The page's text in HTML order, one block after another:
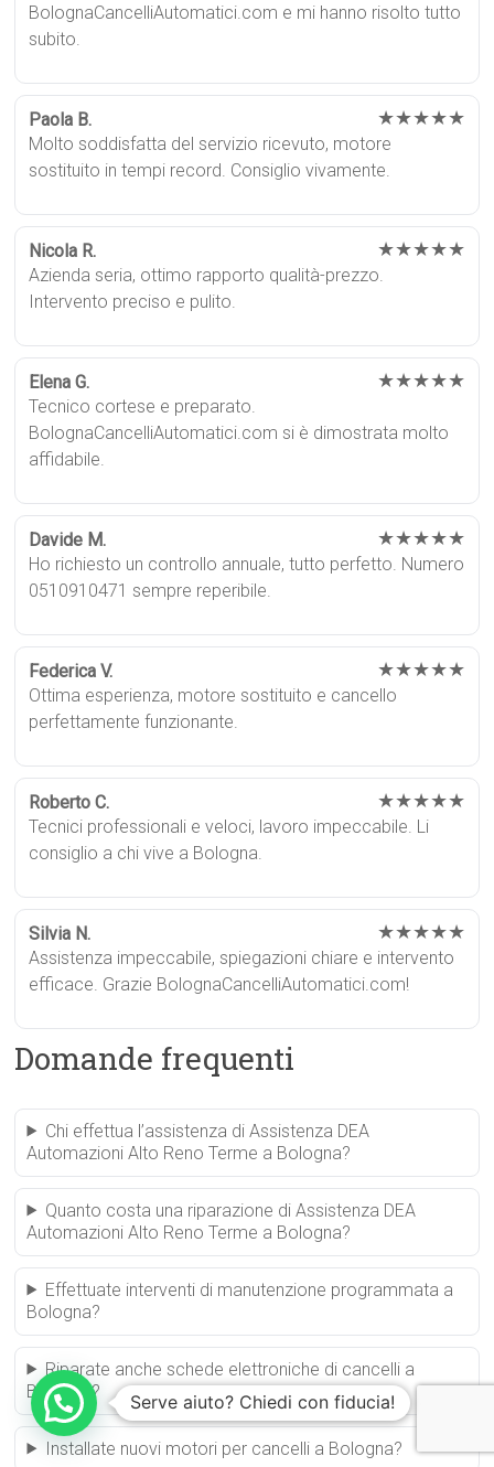
BolognaCancelliAutomatici.com e mi hanno risolto tutto
subito.
Paola B. ★★★★★
Molto soddisfatta del servizio ricevuto, motore
sostituito in tempi record. Consiglio vivamente.
Nicola R. ★★★★★
Azienda seria, ottimo rapporto qualità-prezzo.
Intervento preciso e pulito.
Elena G. ★★★★★
Tecnico cortese e preparato.
BolognaCancelliAutomatici.com si è dimostrata molto
affidabile.
Davide M. ★★★★★
Ho richiesto un controllo annuale, tutto perfetto. Numero
0510910471 sempre reperibile.
Federica V. ★★★★★
Ottima esperienza, motore sostituito e cancello
perfettamente funzionante.
Roberto C. ★★★★★
Tecnici professionali e veloci, lavoro impeccabile. Li
consiglio a chi vive a Bologna.
Silvia N. ★★★★★
Assistenza impeccabile, spiegazioni chiare e intervento
efficace. Grazie BolognaCancelliAutomatici.com!
Domande frequenti
Chi effettua l’assistenza di Assistenza DEA
Automazioni Alto Reno Terme a Bologna?
Quanto costa una riparazione di Assistenza DEA
Automazioni Alto Reno Terme a Bologna?
Effettuate interventi di manutenzione programmata a
Bologna?
Riparate anche schede elettroniche di cancelli a
Bologna?
Installate nuovi motori per cancelli a Bologna?
Serve aiuto? Chiedi con fiducia!